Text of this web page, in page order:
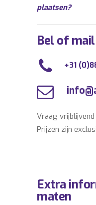
plaatsen?
Bel of
+31
Vraag vrijblijvend
Prijzen zijn
Extra
maten